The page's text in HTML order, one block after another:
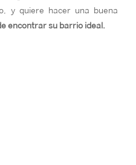
y quiere hacer una buena
encontrar su barrio ideal.